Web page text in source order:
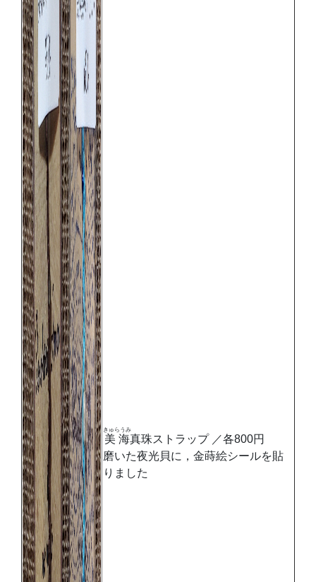
美海
きゅらうみ
真珠ストラップ ／各800円
磨いた夜光貝に，金蒔絵シールを貼
りました